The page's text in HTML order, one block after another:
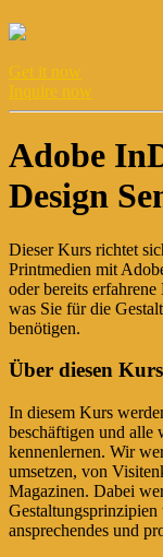
Get it now
Inquire now
Adobe
Design
Dieser Kurs richtet
Printmedien mit
oder bereits
was Sie für die
benötigen.
Über diesen Kurs
In diesem Kurs
beschäftigen und alle
kennenlernen. Wir
umsetzen, von
Magazinen. Dabei
ansprechendes und